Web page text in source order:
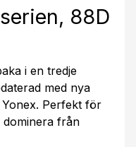
88D
i en tredje
med nya
Perfekt för
från